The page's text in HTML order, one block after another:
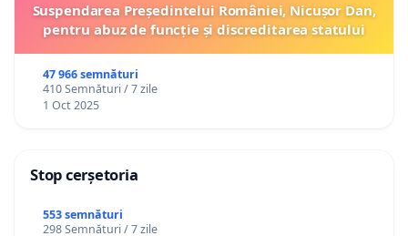
Suspendarea Președintelui României, Nicușor Dan,
pentru abuz de funcție și discreditarea statului
47 966 semnături
410 Semnături / 7 zile
1 Oct 2025
Stop cerșetoria
553 semnături
298 Semnături / 7 zile